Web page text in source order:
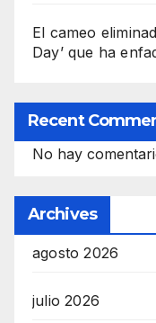
El cameo
Day’ que ha
Recent
No hay
Archives
agosto 2026
julio 2026